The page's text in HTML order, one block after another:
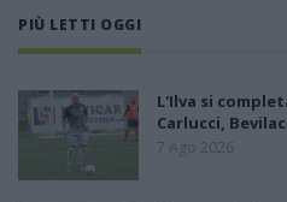
PIÙ LETTI OGGI
L'Ilva si
Carlucci,
7 Ago 2026